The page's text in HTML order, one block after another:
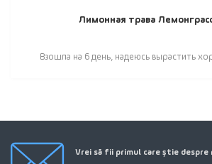
Лимонная трава
Взошла на 6 день, надеюсь вырастить
Vrei să fii primul care știe despre